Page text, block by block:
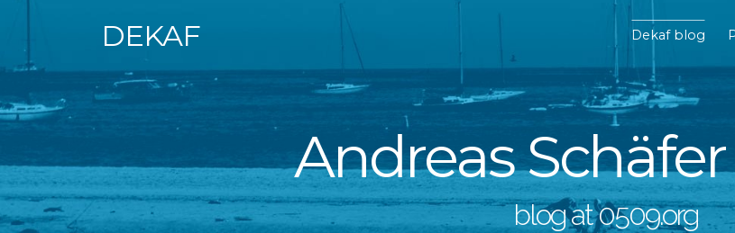
DEKAF Dekaf blog
Andreas
blog at 0509.org